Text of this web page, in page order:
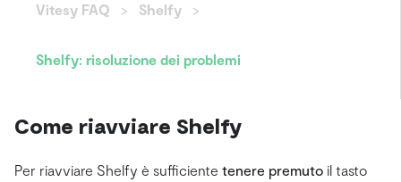
Vitesy FAQ Shelfy
Shelfy: risoluzione dei problemi
Come riavviare Shelfy
Per riavviare Shelfy è sufficiente tenere premuto il tasto